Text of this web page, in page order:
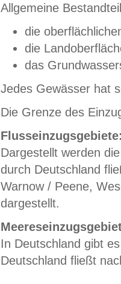
Allgemeine
die
die
das
Jedes Gewässer hat
Die Grenze des
Dargestellt werden
durch Deutschland
Warnow / Peene,
dargestellt.
In Deutschland gibt
Deutschland fließt